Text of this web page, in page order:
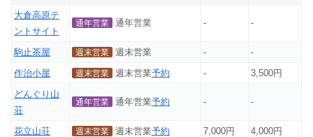
大倉高原テ
ントサイト
通年営業 通年営業 - -
駒止茶屋 週末営業 週末営業 -
-
作治小屋
週末営業 週末営業予約 -
3,500円
どんぐり山
荘
通年営業 通年営業予約 - -
花立山荘 週末営業 週末営業予約 7,000円
4,000円